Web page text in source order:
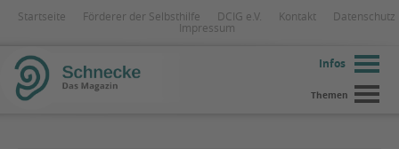
Startseite Förderer der Selbsthilfe DCIG e.V. Kontakt
Datenschutz
Impressum
Infos
Themen